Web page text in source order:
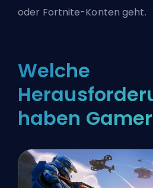
oder Fortnite-Konten geht.
Welche
haben